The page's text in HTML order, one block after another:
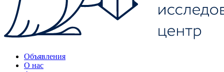
Объявления
О нас